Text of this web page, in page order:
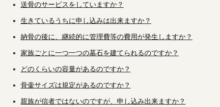
送骨のサービスをしていますか？
生きているうちに申し込みは出来ますか？
納骨の後に、継続的に管理費等の費用が発生しますか？
家族ごとに一つ一つの墓石を建てられるのですか？
どのくらいの容量があるのですか？
骨壷サイズは規定があるのですか？
親族が信者ではないのですが、申し込み出来ますか？